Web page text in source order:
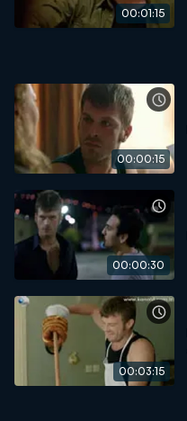
00:01:15
00:00:15
00:00:30
00:03:15